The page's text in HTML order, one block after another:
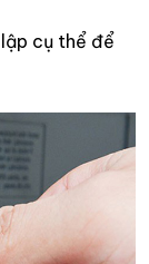
cụ thể để